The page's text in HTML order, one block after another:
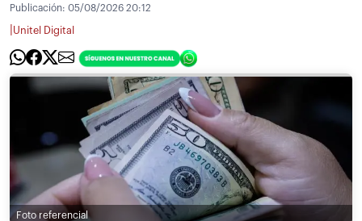
Publicación: 05/08/2026 20:12
Unitel Digital
Foto referencial